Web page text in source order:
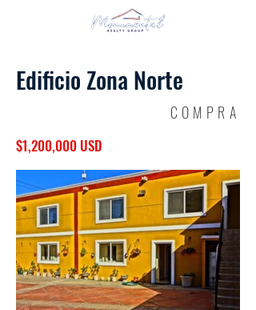
Edificio Zona Norte
COMPRA
$1,200,000 USD